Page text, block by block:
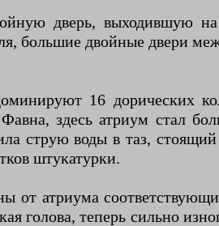
дверь, выходившую на
большие двойные двери
16 дорических
здесь атриум стал
струю воды в таз,
штукатурки.
от атриума
голова, теперь сильно